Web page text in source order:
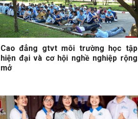
Cao đẳng gtvt môi trường học tập
hiện đại và cơ hội nghề nghiệp rộng
mở